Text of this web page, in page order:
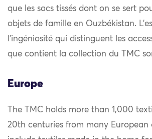
que les sacs tissés dont on se sert
objets de famille en Ouzbékistan.
l’ingéniosité qui distinguent les
que contient la collection du TMC
Europe
The TMC holds more than 1,000
20th centuries from many European